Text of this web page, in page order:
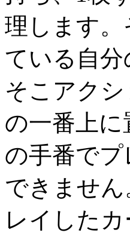
理します
ている自
そこアク
の一番上
の手番で
できませ
レイした